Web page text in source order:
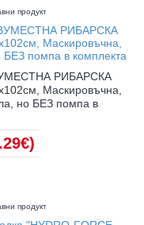
продукт
РИБАРСКА
Маскировъчна,
но БЕЗ помпа в
продукт